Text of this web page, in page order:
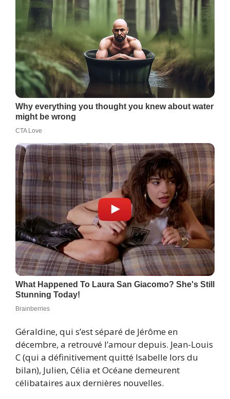
Géraldine, qui s’est séparé de Jérôme en
décembre, a retrouvé l’amour depuis. Jean-Louis
C (qui a définitivement quitté Isabelle lors du
bilan), Julien, Célia et Océane demeurent
célibataires aux dernières nouvelles.